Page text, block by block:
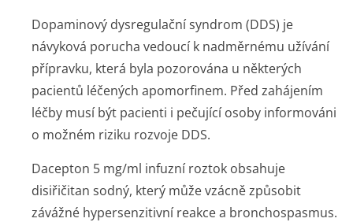
Dopaminový dysregulační syndrom (DDS) je
návyková porucha vedoucí k nadměrnému užívání
přípravku, která byla pozorována u některých
pacientů léčených apomorfinem. Před zahájením
léčby musí být pacienti i pečující osoby informováni
o možném riziku rozvoje DDS.
Dacepton 5 mg/ml infuzní roztok obsahuje
disiřičitan sodný, který může vzácně způsobit
závážné hypersenzitivní reakce a bronchospasmus.